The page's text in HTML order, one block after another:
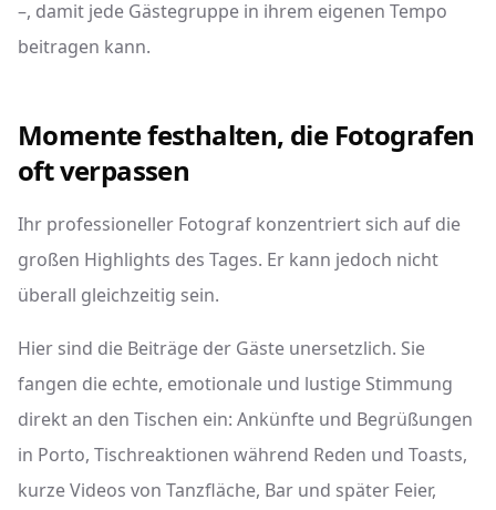
–, damit jede Gästegruppe in ihrem eigenen Tempo
beitragen kann.
Momente festhalten, die Fotografen
oft verpassen
Ihr professioneller Fotograf konzentriert sich auf die
großen Highlights des Tages. Er kann jedoch nicht
überall gleichzeitig sein.
Hier sind die Beiträge der Gäste unersetzlich. Sie
fangen die echte, emotionale und lustige Stimmung
direkt an den Tischen ein: Ankünfte und Begrüßungen
in Porto, Tischreaktionen während Reden und Toasts,
kurze Videos von Tanzfläche, Bar und später Feier,